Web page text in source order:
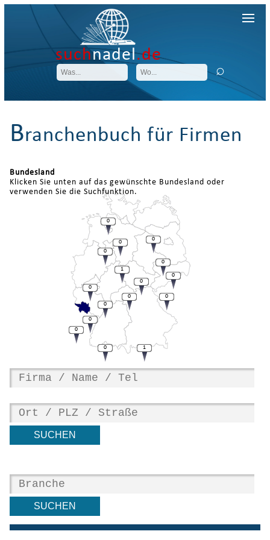
suchnadel.de
Branchenbuch für Firmen
Bundesland
Klicken Sie unten auf das gewünschte Bundesland oder
verwenden Sie die Suchfunktion.
0
0
0
0
0
0
0
0
0
1
0
0
0
0
0
1